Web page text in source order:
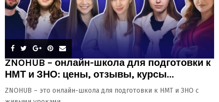
ZNOHUB – онлайн-школа для подготовки к
НМТ и ЗНО: цены, отзывы, курсы...
ZNOHUB – это онлайн-школа для подготовки к НМТ и ЗНО с